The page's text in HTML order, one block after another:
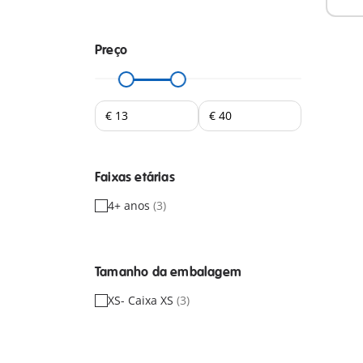
Preço
Faixas etárias
4+ anos (3)
Tamanho da embalagem
XS- Caixa XS (3)